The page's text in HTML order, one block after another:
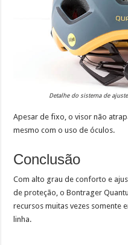
Detalhe do sistema de
Apesar de fixo, o visor não
mesmo com o uso de óculos.
Conclusão
Com alto grau de conforto e
de proteção, o Bontrager
recursos muitas vezes somente
linha.